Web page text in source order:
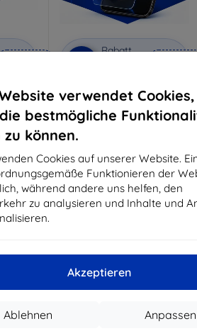
verwendet
bestmögliche
können.
Cookies auf unserer Website.
Funktionieren der
während andere uns helfen, den
zu analysieren und Inhalte und
Akzeptieren
Anpassen
Ablehnen
Rabatt
3mk Anti-Shock Schutzglas
Maßgeschneidert
16,90 €
15,21 €
Auf Lager > 5 Stk.